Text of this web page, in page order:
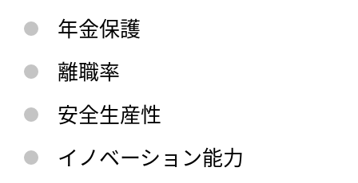
年金保護
離職率
安全生産性
イノベーション能力